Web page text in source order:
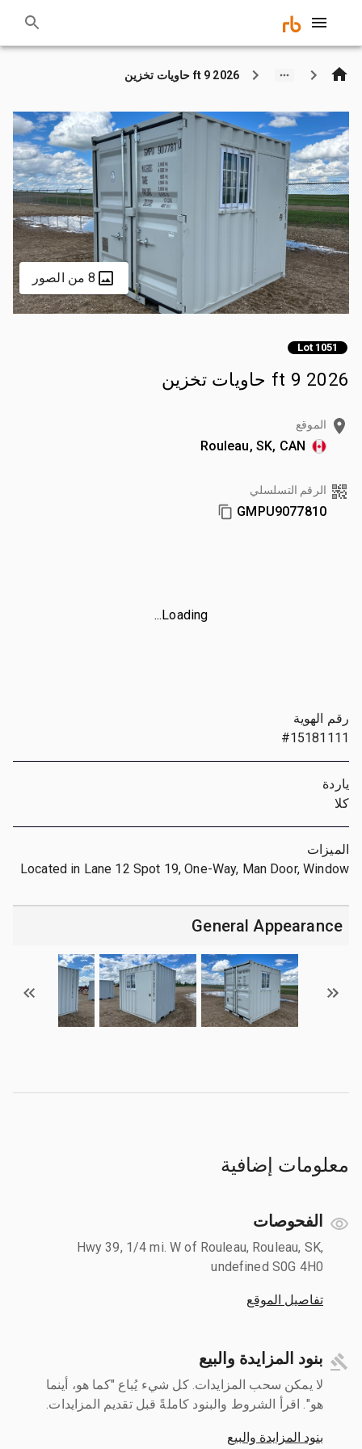
2026 9 ft حاويات تخزين
8 من الصور
Lot 1051
2026 9 ft حاويات تخزين
الموقع
Rouleau, SK, CAN
الرقم التسلسلي
GMPU9077810
Loading...
رقم الهوية
#15181111
ياردة
كلا
الميزات
Located in Lane 12 Spot 19, One-Way, Man Door, Window
General Appearance
معلومات إضافية
الفحوصات
Hwy 39, 1/4 mi. W of Rouleau, Rouleau, SK,
undefined S0G 4H0
تفاصيل الموقع
بنود المزايدة والبيع
لا يمكن سحب المزايدات. كل شيء يُباع "كما هو، أينما
هو". اقرأ الشروط والبنود كاملةً قبل تقديم المزايدات.
بنود المزايدة والبيع